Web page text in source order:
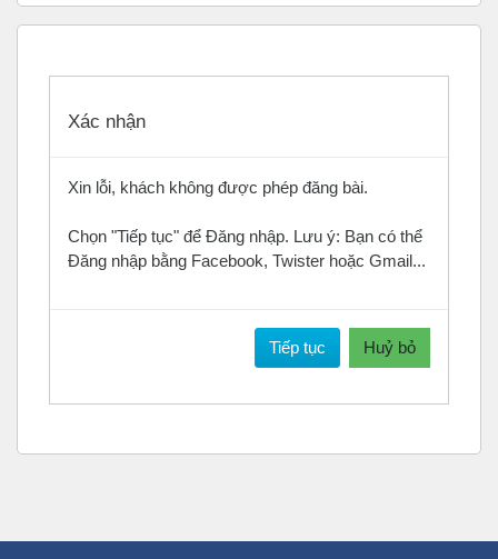
Xác nhận
Xin lỗi, khách không được phép đăng bài.
Chọn "Tiếp tục" để Đăng nhập. Lưu ý: Bạn có thể
Đăng nhập bằng Facebook, Twister hoặc Gmail...
Tiếp tục Huỷ bỏ